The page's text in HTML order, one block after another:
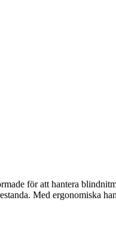
för att hantera
Med ergonomiska